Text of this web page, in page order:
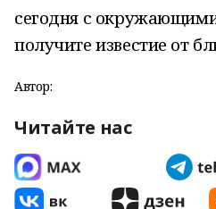
сегодня с
получите известие от
Автор:
Читайте нас